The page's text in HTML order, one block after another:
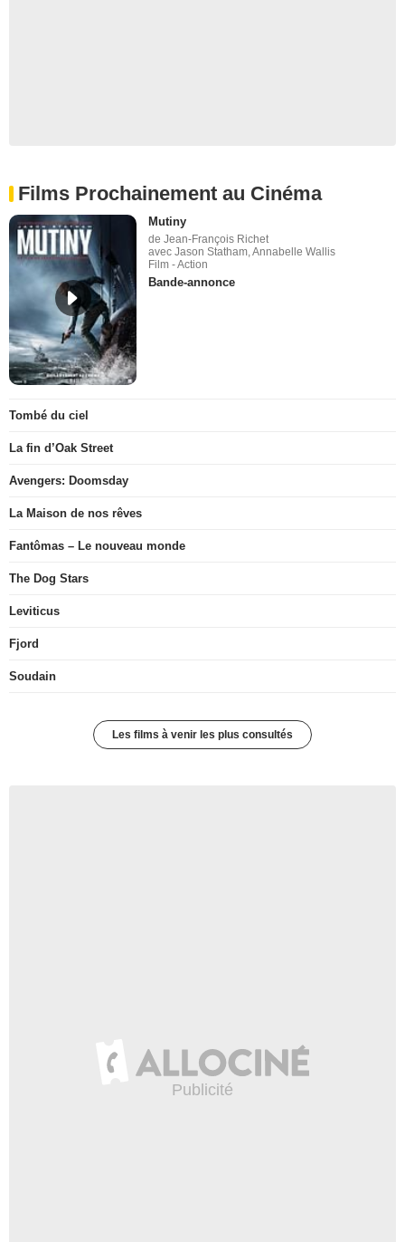
Films Prochainement au Cinéma
Mutiny
de Jean-François Richet
avec Jason Statham, Annabelle Wallis
Film - Action
Bande-annonce
Tombé du ciel
La fin d’Oak Street
Avengers: Doomsday
La Maison de nos rêves
Fantômas – Le nouveau monde
The Dog Stars
Leviticus
Fjord
Soudain
Les films à venir les plus consultés